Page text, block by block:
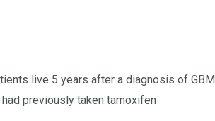
live 5 years after a diagnosis of GBM
previously taken tamoxifen